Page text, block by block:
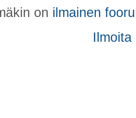
on ilmainen